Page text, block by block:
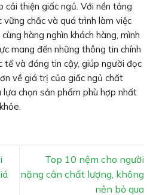
cải thiện giấc ngủ. Với nền tảng
vững chắc và quá trình làm việc
hàng nghìn khách hàng, mình
mang đến những thông tin chính
tế và đáng tin cậy, giúp người đọc
về giá trị của giấc ngủ chất
lựa chọn sản phẩm phù hợp nhất
Top 10 nệm cho người
nặng cân chất lượng, không
nên bỏ qua